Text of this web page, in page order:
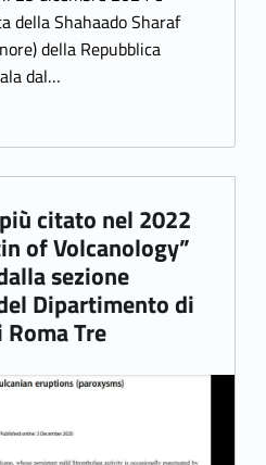
della Shahaado Sharaf
della Repubblica
dal…
citato nel 2022
of Volcanology”
sezione
Dipartimento di
Tre